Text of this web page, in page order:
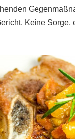
Keine Sorge,